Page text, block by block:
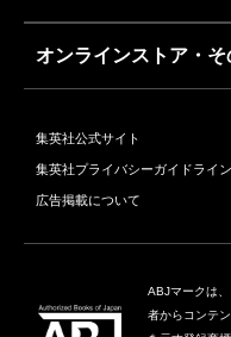
オンラインストア・
集英社公式サイト
集英社プライバシーガイドライン
広告掲載について
ABJマークは
者からコンテ